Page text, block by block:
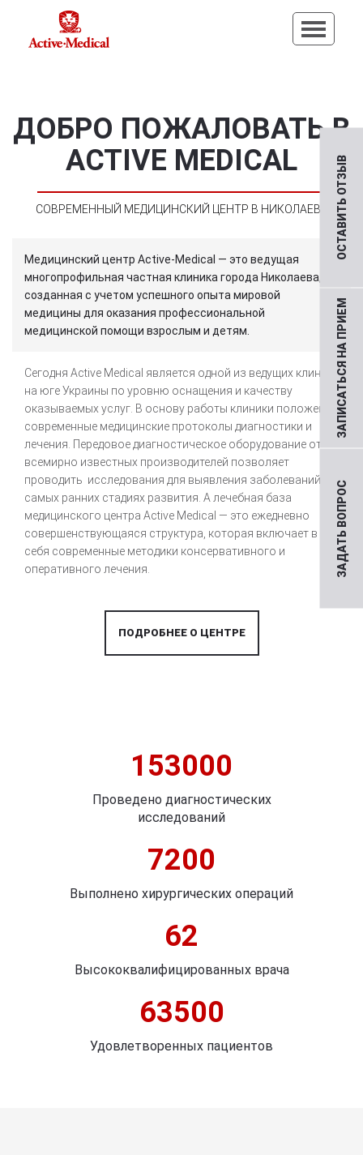
ЗАДАТЬ ВОПРОС
ЗАПИСАТЬСЯ НА ПРИЕМ
ОСТАВИТЬ ОТЗЫВ
ДОБРО ПОЖАЛОВАТЬ В
ACTIVE MEDICAL
СОВРЕМЕННЫЙ МЕДИЦИНСКИЙ ЦЕНТР В НИКОЛАЕВЕ
Медицинский центр Active-Medical — это ведущая
многопрофильная частная клиника города Николаева,
созданная с учетом успешного опыта мировой
медицины для оказания профессиональной
медицинской помощи взрослым и детям.
Сегодня Active Medical является одной из ведущих клиник
на юге Украины по уровню оснащения и качеству
оказываемых услуг. В основу работы клиники положены
современные медицинские протоколы диагностики и
лечения. Передовое диагностическое оборудование от
всемирно известных производителей позволяет
проводить исследования для выявления заболеваний на
самых ранних стадиях развития. А лечебная база
медицинского центра Active Medical — это ежедневно
совершенствующаяся структура, которая включает в
себя современные методики консервативного и
оперативного лечения.
ПОДРОБНЕЕ О ЦЕНТРЕ
153000
Проведено диагностических
исследований
7200
Выполнено хирургических операций
62
Высококвалифицированных врача
63500
Удовлетворенных пациентов